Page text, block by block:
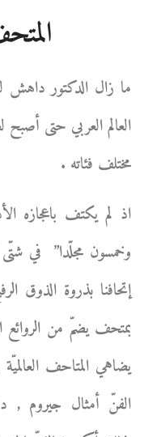
ما زال الدكتور داهش
العالم العربي حتى أصبح
مختلف فئاته .
اذ لم يكتف باعجازه
وخمسون مجلّدا” في شتّى
إتحافنا بذروة الذوق
بمتحف يضمّ من الروائع
يضاهي المتاحف
الفنّ أمثال جيروم ,